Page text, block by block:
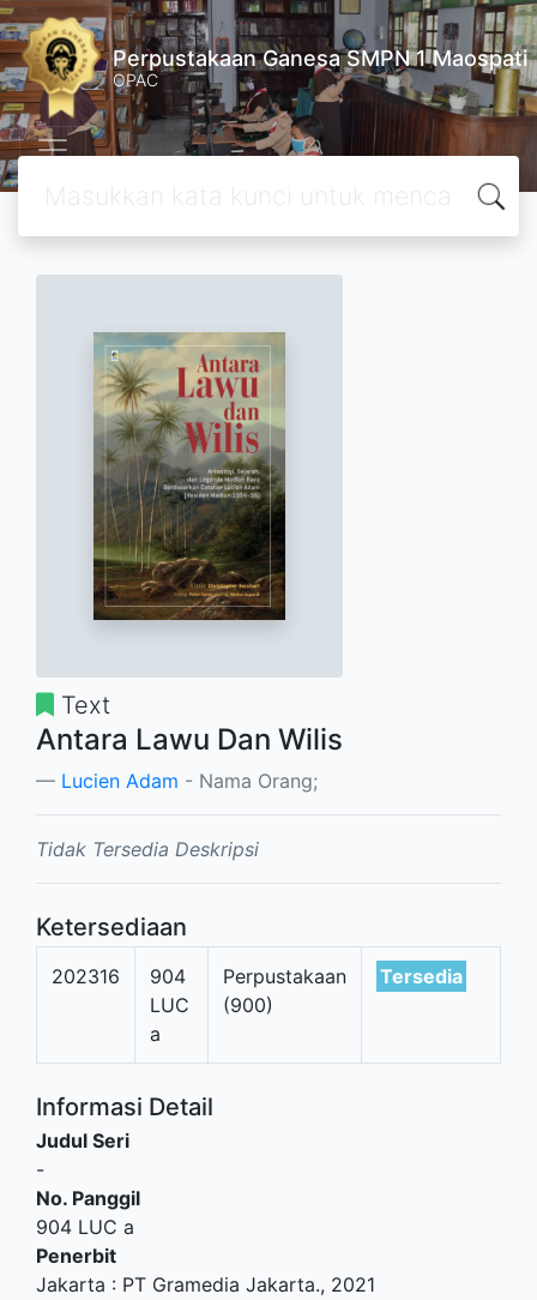
Perpustakaan Ganesa SMPN 1 Maospati
OPAC
Text
Antara Lawu Dan Wilis
Lucien Adam - Nama Orang;
Tidak Tersedia Deskripsi
Ketersediaan
202316
904
LUC
a
Perpustakaan
(900)
Tersedia
Informasi Detail
Judul Seri
-
No. Panggil
904 LUC a
Penerbit
Jakarta : PT Gramedia Jakarta., 2021